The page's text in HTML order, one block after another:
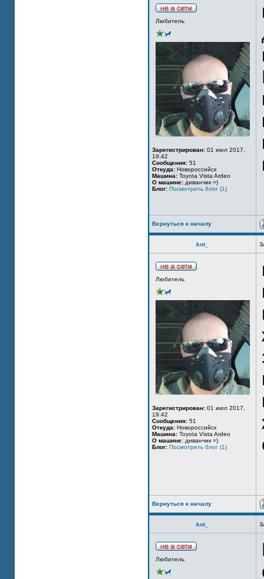
Любитель
Зарегистрирован: 01 июл 2017,
19:42
Сообщения: 51
Откуда: Новороссийск
Машина: Toyota Vista Ardeo
О машине: диванчик =)
Блог: Посмотреть блог (1)
Вернуться к началу
kot_
Любитель
Зарегистрирован: 01 июл 2017,
19:42
Сообщения: 51
Откуда: Новороссийск
Машина: Toyota Vista Ardeo
О машине: диванчик =)
Блог: Посмотреть блог (1)
Вернуться к началу
kot_
Любитель